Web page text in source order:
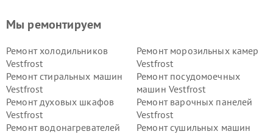
Мы ремонтируем
Ремонт холодильников
Vestfrost
Ремонт морозильных камер
Vestfrost
Ремонт стиральных машин
Vestfrost
Ремонт посудомоечных
машин Vestfrost
Ремонт духовых шкафов
Vestfrost
Ремонт варочных панелей
Vestfrost
Ремонт водонагревателей
Ремонт сушильных машин